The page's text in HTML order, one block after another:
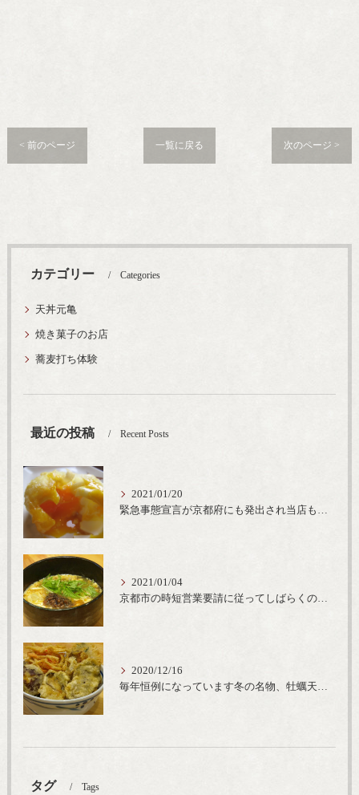
< 前のページ 一覧に戻る 次のページ >
カテゴリー Categories
天丼元亀
焼き菓子のお店
蕎麦打ち体験
最近の投稿 Recent Posts
2021/01/20
緊急事態宣言が京都府にも発出され当店も要請に従って20時完全閉店という形で営業なるべく短期間での要請解除へ一致団結です
2021/01/04
京都市の時短営業要請に従ってしばらくの間20時までの営業とさせていただいております。寒い時期には温かいお蕎麦がおすすめ
2020/12/16
毎年恒例になっています冬の名物、牡蠣天丼が販売開始です、広島県産の大粒牡蠣を使用し天ぷらならではのカリと衣クリーミーな味わいをどうぞ
タグ Tags